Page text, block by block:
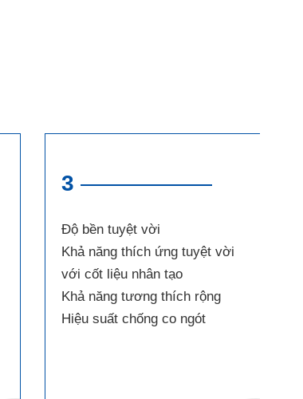
3
Độ bền tuyệt vời
Khả năng thích ứng tuyệt vời
với cốt liệu nhân tạo
Khả năng tương thích rộng
Hiệu suất chống co ngót